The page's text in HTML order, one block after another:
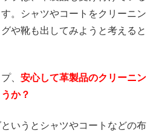
。シャツやコートをクリーニン
や靴も出してみようと考えると
、 安心して革製品のクリーニン
か？
いうとシャツやコートなどの布